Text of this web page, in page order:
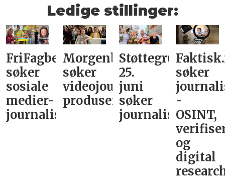
Ledige stillinger:
FriFagbevegelse
søker
sosiale
medier-
journalist
Morgenbladet
søker
videojournalist/podkast-
produsent
Støttegruppa
25.
juni
søker
journalist
søker
-
OSINT,
og
digital